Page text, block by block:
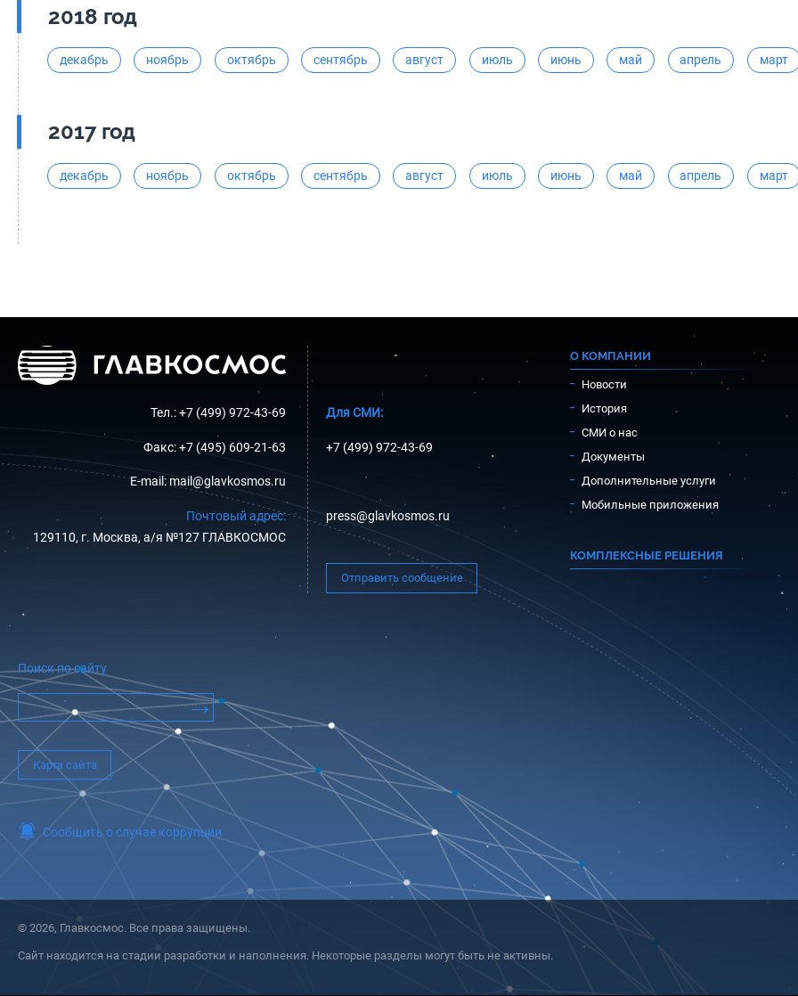
2018 год
декабрь ноябрь октябрь сентябрь август июль июнь май апрель март
2017 год
декабрь ноябрь октябрь сентябрь август июль июнь май апрель март
Тел.: +7 (499) 972-43-69
Факс: +7 (495) 609-21-63
E-mail: mail@glavkosmos.ru
Почтовый адрес:
129110, г. Москва, а/я №127 ГЛАВКОСМОС
Для СМИ:
+7 (499) 972-43-69
press@glavkosmos.ru
Отправить сообщение
О КОМПАНИИ
Новости
История
СМИ о нас
Документы
Дополнительные услуги
Мобильные приложения
КОМПЛЕКСНЫЕ РЕШЕНИЯ
Поиск по сайту
Карта сайта
Сообщить о случае коррупции
© 2026, Главкосмос. Все права защищены.
Сайт находится на стадии разработки и наполнения. Некоторые разделы могут быть не активны.